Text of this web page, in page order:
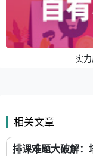
实
相关文章
排课难题大破解：